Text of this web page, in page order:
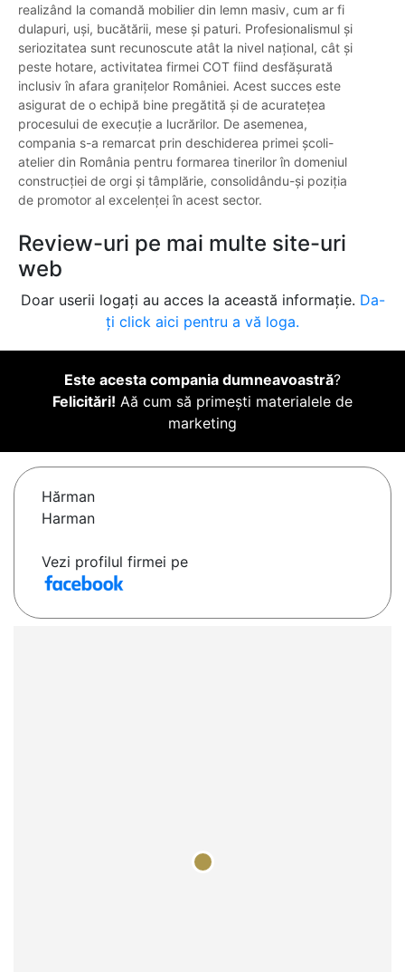
realizând la comandă mobilier din lemn masiv, cum ar fi
dulapuri, uși, bucătării, mese și paturi. Profesionalismul și
seriozitatea sunt recunoscute atât la nivel național, cât și
peste hotare, activitatea firmei COT fiind desfășurată
inclusiv în afara granițelor României. Acest succes este
asigurat de o echipă bine pregătită și de acuratețea
procesului de execuție a lucrărilor. De asemenea,
compania s-a remarcat prin deschiderea primei școli-
atelier din România pentru formarea tinerilor în domeniul
construcției de orgi și tâmplărie, consolidându-și poziția
de promotor al excelenței în acest sector.
Review-uri pe mai multe site-uri
web
Doar userii logați au acces la această informație. Da-
ți click aici pentru a vă loga.
Este acesta compania dumneavoastră?
Felicitări! Aă cum să primești materialele de
marketing
Hărman
Harman
Vezi profilul firmei pe